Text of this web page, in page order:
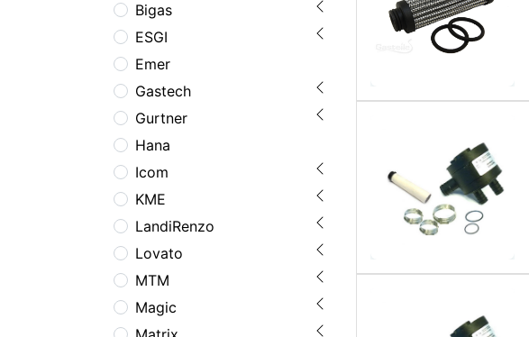
Bigas
ESGI
Emer
Gastech
Gurtner
Hana
Icom
KME
LandiRenzo
Lovato
MTM
Magic